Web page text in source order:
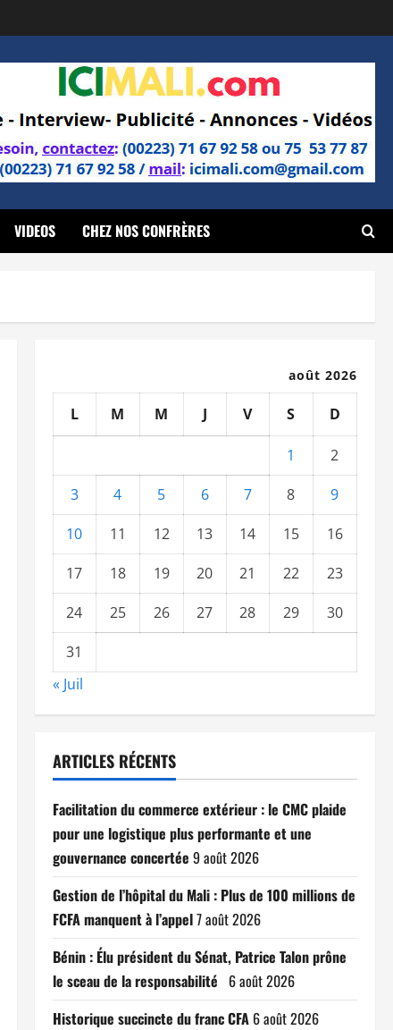
VIDEOS CHEZ NOS CONFRÈRES
août 2026
L M M J V S D
1
2
3
4 5 6 7 8
9
10
11 12 13 14 15
16
17
18 19 20 21 22
23
24
25 26 27 28 29
30
31
« Juil
ARTICLES RÉCENTS
Facilitation du commerce extérieur : le CMC plaide
pour une logistique plus performante et une
gouvernance concertée 9 août 2026
Gestion de l’hôpital du Mali : Plus de 100 millions de
FCFA manquent à l’appel7 août 2026
Bénin : Élu président du Sénat, Patrice Talon prône
le sceau de la responsabilité 6 août 2026
Historique succincte du franc CFA 6 août 2026